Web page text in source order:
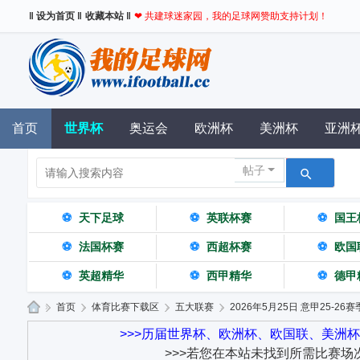
‖ 设为首页 ‖ 收藏本站 ‖ ❤ 共建球迷家园，我的足球网赞助支持计划！
首页 世界杯 奥运会 欧洲杯 美洲杯 亚洲
帖子
⚽ 天下足球 ⚽ 英联杯赛 ⚽ 国王
⚽ 法国杯赛 ⚽ 西超杯赛 ⚽ 欧国
⚽ 英超精华 ⚽ 西甲精华 ⚽ 德甲
» 首页 › 体育比赛下载区 › 五大联赛 › 2026年5月25日 意甲25-26赛
>>>历届世界杯、欧洲杯、欧国联、美洲
>>>若您在本站未找到所需比赛场